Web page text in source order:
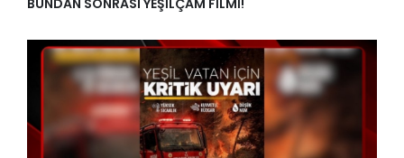
BUNDAN SONRASI YEŞİLÇAM FİLMİ!